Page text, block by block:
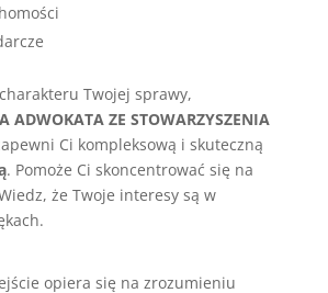
Twojej sprawy,
ADWOKATA ZE STOWARZYSZENIA
Ci kompleksową i skuteczną
. Pomoże Ci skoncentrować się na
że Twoje interesy są w
opiera się na zrozumieniu